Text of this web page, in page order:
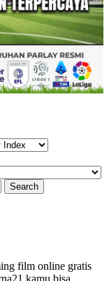
film online gratis
kamu bisa